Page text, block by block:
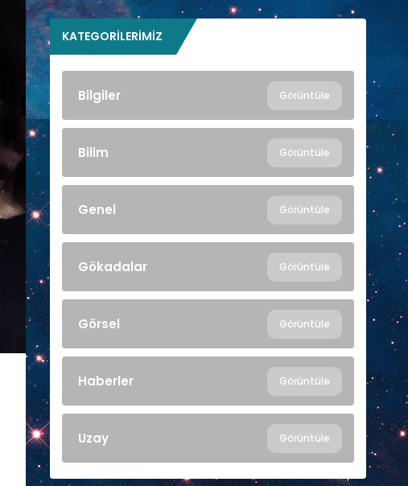
KATEGORILERIMIZ
Bilgiler Görüntüle
Bilim Görüntüle
Genel Görüntüle
Gökadalar Görüntüle
Görsel Görüntüle
Haberler Görüntüle
Uzay Görüntüle